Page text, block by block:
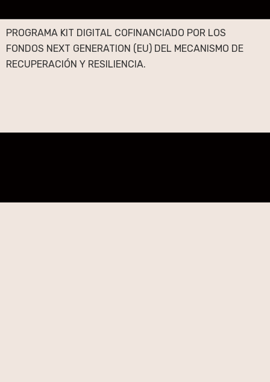
PROGRAMA KIT DIGITAL COFINANCIADO POR LOS
FONDOS NEXT GENERATION (EU) DEL MECANISMO DE
RECUPERACIÓN Y RESILIENCIA.